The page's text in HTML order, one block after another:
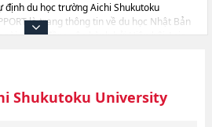
định du học trường Aichi Shukutoku
là trang thông tin về du học Nhật Bản
được đồng vận hành bởi Hiệp hội Asia
Center for
LettershoặcNgành Human
Creation and
Shukutoku University